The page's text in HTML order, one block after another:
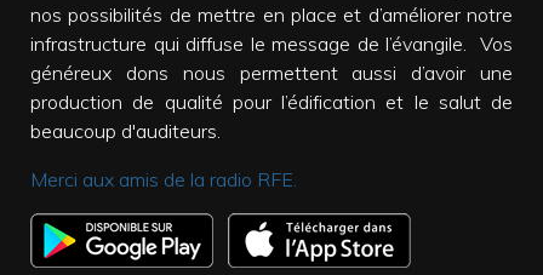
nos possibilités de mettre en place et d’améliorer notre
infrastructure qui diffuse le message de l’évangile. Vos
généreux dons nous permettent aussi d’avoir une
production de qualité pour l’édification et le salut de
beaucoup d'auditeurs.
Merci aux amis de la radio RFE.